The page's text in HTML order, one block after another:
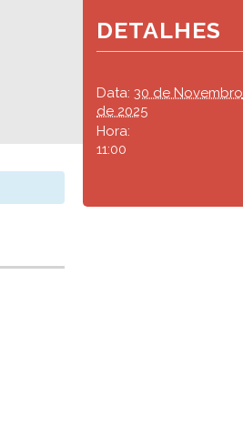
DETALHES
Data: 30 de Novembro
de 2025
Hora:
11:00